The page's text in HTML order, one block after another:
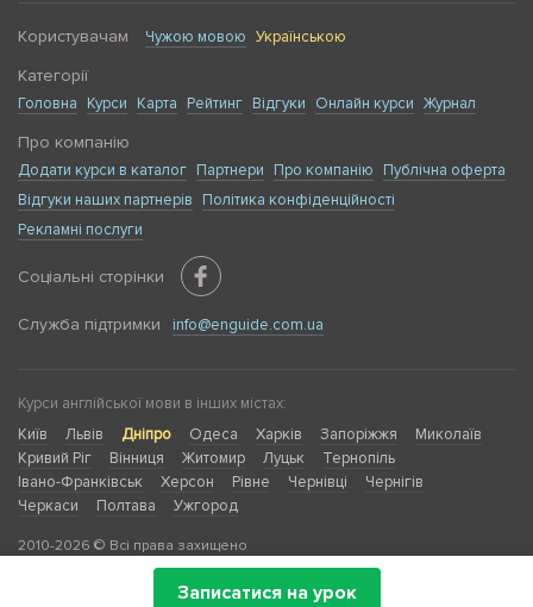
Записатися на урок
Користувачам Чужою мовою Українською
Категорії
Головна Курси Карта Рейтинг Відгуки Онлайн курси Журнал
Про компанію
Додати курси в каталог Партнери Про компанію
Публічна оферта
Відгуки наших партнерів
Політика конфіденційності
Рекламні послуги
Соціальні сторінки
Служба підтримки info@enguide.com.ua
Курси англійської мови в інших містах:
Київ
Львів Дніпро Одеса Харків Запоріжжя
Миколаїв
Кривий Ріг
Вінниця Житомир Луцьк
Тернопіль
Івано-Франківськ
Херсон Рівне Чернівці
Чернігів
Черкаси
Полтава Ужгород
2010-2026 © Всі права захищено